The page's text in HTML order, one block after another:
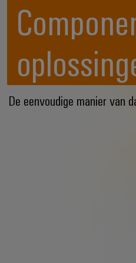
De eenvoudige manier van